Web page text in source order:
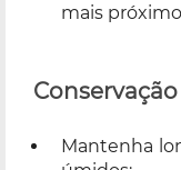
mais
Conservação
Mantenha